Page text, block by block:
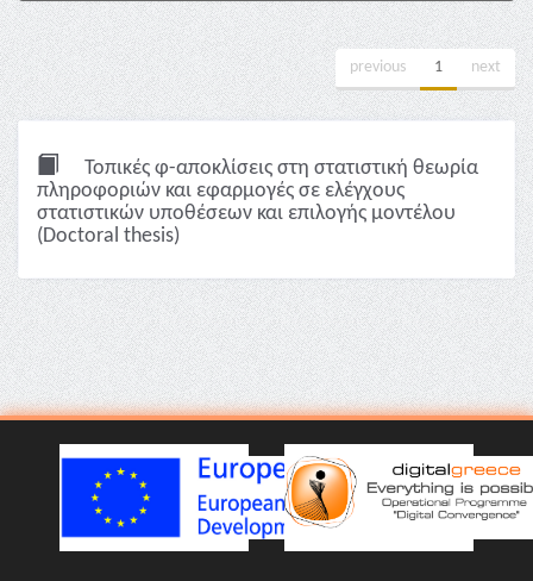
previous 1 next
Τοπικές φ-αποκλίσεις στη στατιστική θεωρία
πληροφοριών και εφαρμογές σε ελέγχους
στατιστικών υποθέσεων και επιλογής μοντέλου
(Doctoral thesis)